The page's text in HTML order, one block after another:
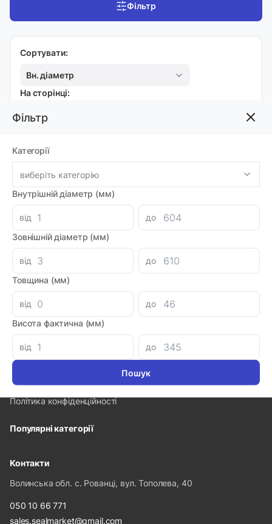
Фільтр
Категорії
виберіть категорію
Внутрішній діаметр (мм)
від
до
Зовнішній діаметр (мм)
від
до
Товщина (мм)
від
до
Висота фактична (мм)
від до
Фільтр
Сортувати:
Вн. діаметр
На сторінці:
20
Колокол LMC350AFSU104
Код товара: 71398
Артикул: MI0020749
Доставка 1-2 дні
5940.48 грн
Інформація
Доставка і оплата
Гарантія та повернення
Політика конфіденційності
Популярні категорії
Контакти
Волинська обл. с. Рованці, вул. Тополева, 40
050 10 66 771
sales.sealmarket@gmail.com